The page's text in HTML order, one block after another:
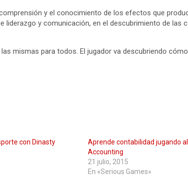
y el conocimiento de los efectos que
liderazgo y comunicación, en el descubrimiento de las
mismas para todos. El jugador va descubriendo
con Dinasty
Aprende contabilidad jugando
Accounting
21 julio, 2015
En «Serious Games»